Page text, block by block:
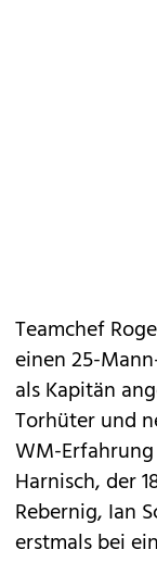
Teamchef
einen 25-
als Kapitän
Torhüter und
WM-
Harnisch, der
Rebernig, Ian
erstmals bei